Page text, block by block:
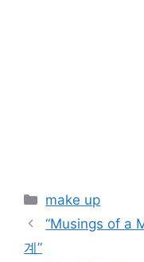
Categories
make up
“Musings of a
계”